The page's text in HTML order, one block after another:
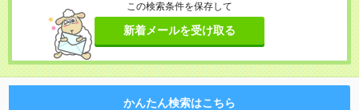
この検索条件を保存して
新着メールを受け取る
かんたん検索はこちら